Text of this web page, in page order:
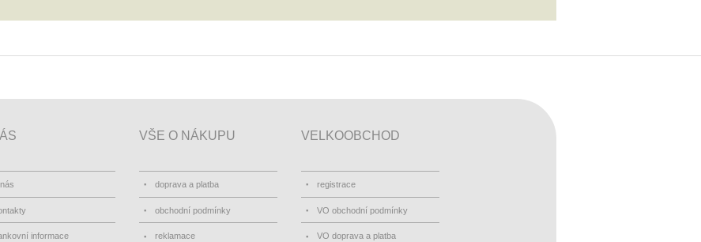
informace
VŠE O NÁKUPU
doprava a platba
obchodní podmínky
reklamace
VELKOOBCHOD
registrace
VO obchodní podmínky
VO doprava a platba